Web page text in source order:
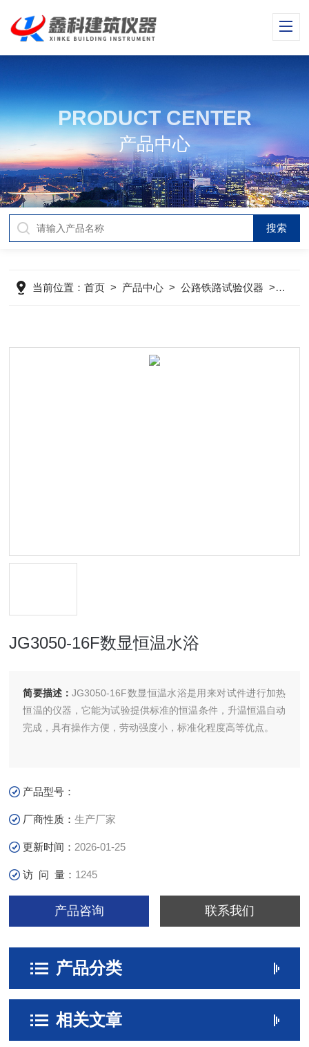
PRODUCT CENTER
产品中心
当前位置：首页 > 产品中心 >公路铁路试验仪器 > 变形
JG3050-16F数显恒温水浴
简要描述：JG3050-16F数显恒温水浴是用来对试件进行加热
恒温的仪器，它能为试验提供标准的恒温条件，升温恒温自动
完成，具有操作方便，劳动强度小，标准化程度高等优点。
产品型号：
厂商性质：生产厂家
更新时间： 2026-01-25
访 问 量： 1245
产品咨询 联系我们
产品分类
相关文章